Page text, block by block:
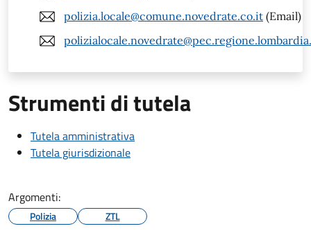
polizia.locale@comune.novedrate.co.it (Email)
Strumenti di tutela
Tutela amministrativa
Tutela giurisdizionale
Argomenti:
Polizia ZTL